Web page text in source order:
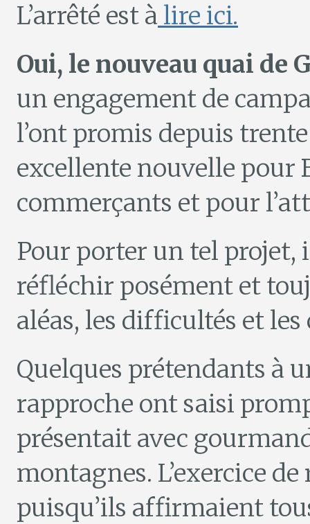
L’arrêté est à lire ici.
Oui, le nouveau quai de
un engagement de
l’ont promis depuis
excellente nouvelle pour
commerçants et pour
Pour porter un tel projet,
réfléchir posément et
aléas, les difficultés et
Quelques prétendants à
rapproche ont saisi
présentait avec
montagnes. L’exercice
puisqu’ils affirmaient